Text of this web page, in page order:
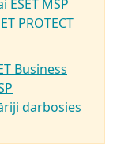
ESET MSP
PROTECT
Business
darbosies